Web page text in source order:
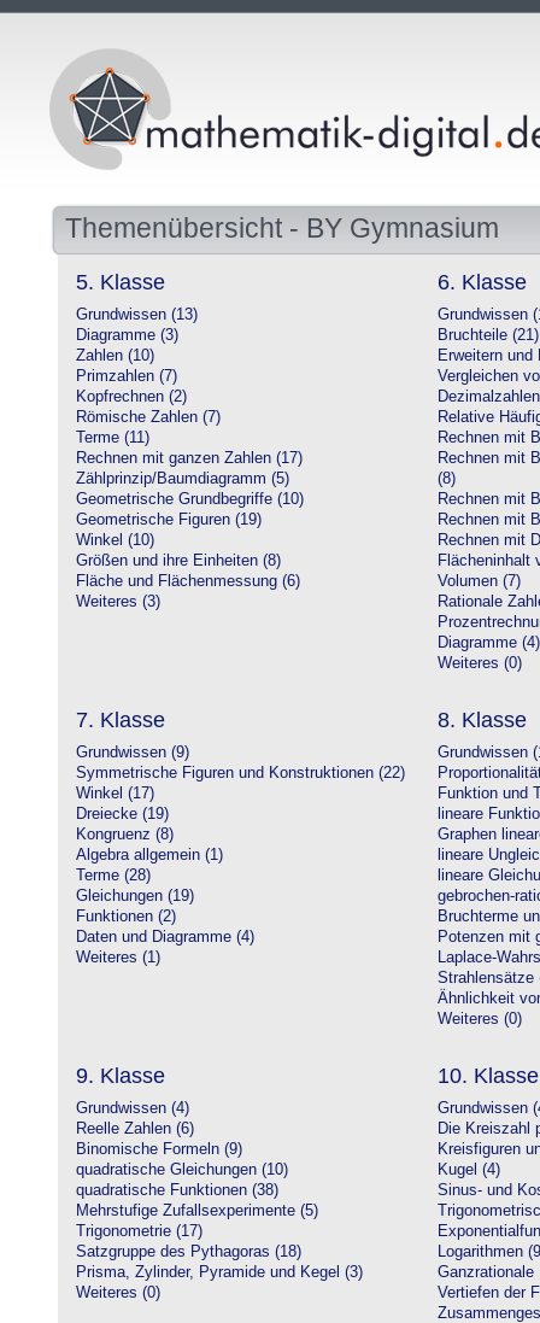
Themenübersicht - BY Gymnasium
5. Klasse
Grundwissen (13)
Diagramme (3)
Zahlen (10)
Primzahlen (7)
Kopfrechnen (2)
Römische Zahlen (7)
Terme (11)
Rechnen mit ganzen Zahlen (17)
Zählprinzip/Baumdiagramm (5)
Geometrische Grundbegriffe (10)
Geometrische Figuren (19)
Winkel (10)
Größen und ihre Einheiten (8)
Fläche und Flächenmessung (6)
Weiteres (3)
6. Klasse
Grundwissen
Bruchteile (21)
Erweitern und
Vergleichen
Relative
Rechnen mit
Rechnen mit
(8)
Rechnen mit
Rechnen mit
Rechnen mit
Flächeninhalt
Volumen (7)
Rationale
Diagramme (4)
Weiteres (0)
7. Klasse
Grundwissen (9)
Symmetrische Figuren und Konstruktionen (22)
Winkel (17)
Dreiecke (19)
Kongruenz (8)
Algebra allgemein (1)
Terme (28)
Gleichungen (19)
Funktionen (2)
Daten und Diagramme (4)
Weiteres (1)
8. Klasse
Grundwissen
Funktion und
lineare
Graphen
lineare
lineare
gebrochen-
Bruchterme
Potenzen mit
Laplace-
Strahlensätze
Ähnlichkeit
Weiteres (0)
9. Klasse
Grundwissen (4)
Reelle Zahlen (6)
Binomische Formeln (9)
quadratische Gleichungen (10)
quadratische Funktionen (38)
Mehrstufige Zufallsexperimente (5)
Trigonometrie (17)
Satzgruppe des Pythagoras (18)
Prisma, Zylinder, Pyramide und Kegel (3)
Weiteres (0)
10. Klasse
Grundwissen
Die Kreiszahl
Kreisfiguren
Kugel (4)
Sinus- und
Logarithmen
Ganzrationale
Vertiefen der